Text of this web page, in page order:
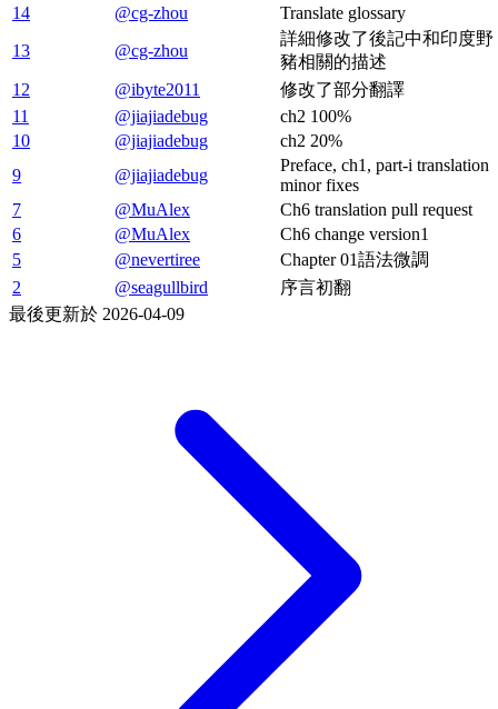
14
@cg-zhou
Translate glossary
13
@cg-zhou
詳細修改了後記中和印度野
豬相關的描述
12
@ibyte2011
修改了部分翻譯
11
@jiajiadebug
ch2 100%
10
@jiajiadebug
ch2 20%
9
@jiajiadebug
Preface, ch1, part-i translation
minor fixes
7
@MuAlex
Ch6 translation pull request
6
@MuAlex
Ch6 change version1
5
@nevertiree
Chapter 01語法微調
2
@seagullbird
序言初翻
最後更新於 2026-04-09